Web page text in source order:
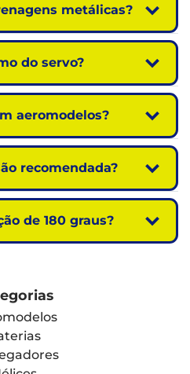
metálicas?
do servo?
aeromodelos?
recomendada?
de 180 graus?